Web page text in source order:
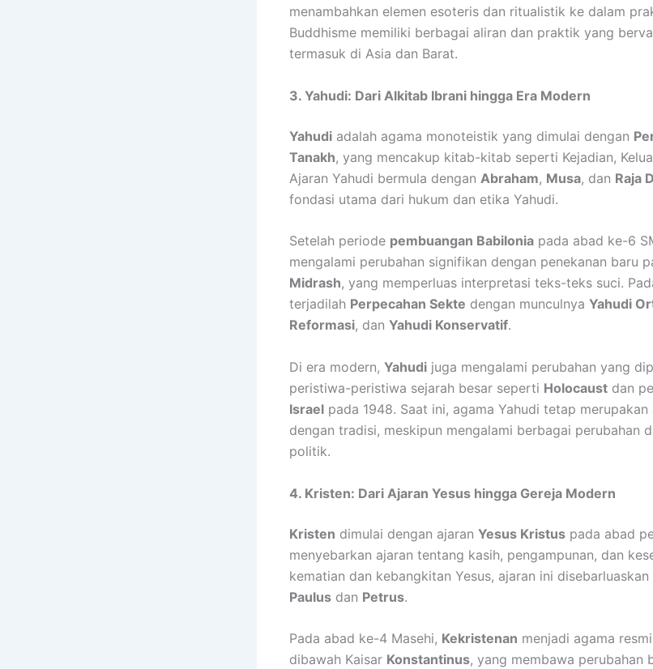
menambahkan elemen esoteris dan ritualistik ke dalam
Buddhisme memiliki berbagai aliran dan praktik yang
termasuk di Asia dan Barat.
3. Yahudi: Dari Alkitab Ibrani hingga Era Modern
Yahudi adalah agama monoteistik yang dimulai dengan
Tanakh, yang mencakup kitab-kitab seperti Kejadian,
Ajaran Yahudi bermula dengan Abraham, Musa, dan Raja
fondasi utama dari hukum dan etika Yahudi.
Setelah periode pembuangan Babilonia pada abad ke-6
mengalami perubahan signifikan dengan penekanan baru
Midrash, yang memperluas interpretasi teks-teks suci.
terjadilah Perpecahan Sekte dengan munculnya Yahudi
Reformasi, dan Yahudi Konservatif.
Di era modern, Yahudi juga mengalami perubahan yang
peristiwa-peristiwa sejarah besar seperti Holocaust dan
Israel pada 1948. Saat ini, agama Yahudi tetap
dengan tradisi, meskipun mengalami berbagai perubahan
politik.
4. Kristen: Dari Ajaran Yesus hingga Gereja Modern
Kristen dimulai dengan ajaran Yesus Kristus pada abad
menyebarkan ajaran tentang kasih, pengampunan, dan
kematian dan kebangkitan Yesus, ajaran ini
Paulus dan Petrus.
Pada abad ke-4 Masehi, Kekristenan menjadi agama
dibawah Kaisar Konstantinus, yang membawa perubahan